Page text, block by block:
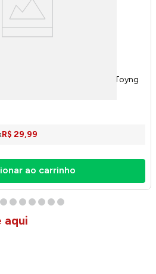
Patrulha Canina 54460 - Toyng
R$ 29,99
ao carrinho
aqui